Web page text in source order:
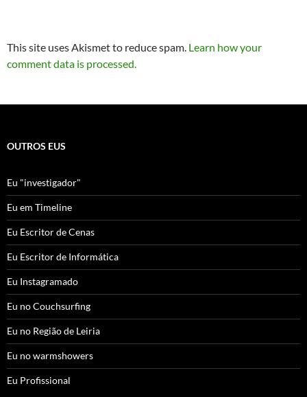
This site uses Akismet to reduce spam. Learn how your
comment data is processed.
OUTROS EUS
Eu "investigador"
Eu em Timeline
Eu Escritor de Cenas
Eu Escritor de Informática
Eu Instagramado
Eu no Couchsurfing
Eu no Região de Leiria
Eu no warmshowers
Eu Profissional